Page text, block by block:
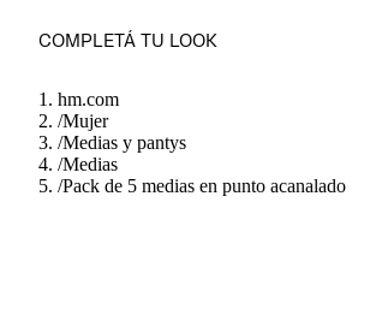
COMPLETÁ TU LOOK
hm.com
/Mujer
/Medias y pantys
/Medias
/Pack de 5 medias en punto acanalado